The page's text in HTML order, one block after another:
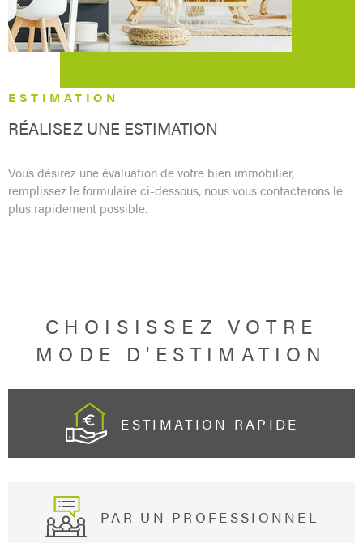
CONTACT
ESTIMATION
RÉALISEZ UNE ESTIMATION
Vous désirez une évaluation de votre bien immobilier,
remplissez le formulaire ci-dessous, nous vous contacterons le
plus rapidement possible.
CHOISISSEZ VOTRE
MODE D'ESTIMATION
ESTIMATION RAPIDE
PAR UN PROFESSIONNEL